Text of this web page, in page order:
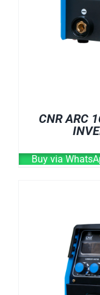
CNR ARC
Buy via